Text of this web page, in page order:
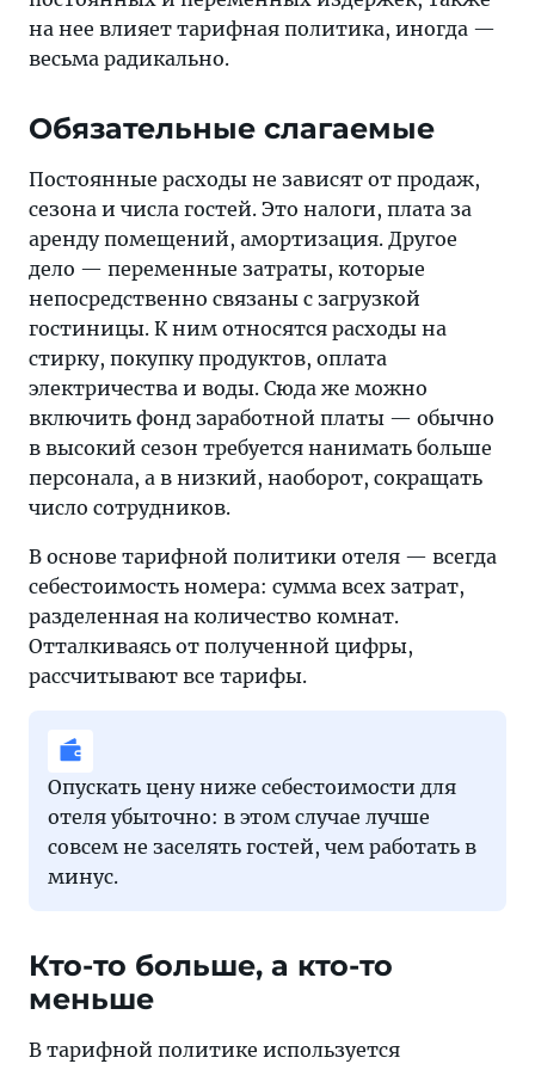
нее
тарифная
политика,
иногда
—
весьма
радикально
на нее влияет тарифная политика, иногда —
весьма радикально.
Обязательные слагаемые
Постоянные расходы не зависят от продаж,
сезона и числа гостей. Это налоги, плата за
аренду помещений, амортизация. Другое
дело — переменные затраты, которые
непосредственно связаны с загрузкой
гостиницы. К ним относятся расходы на
стирку, покупку продуктов, оплата
электричества и воды. Сюда же можно
включить фонд заработной платы — обычно
в высокий сезон требуется нанимать больше
персонала, а в низкий, наоборот, сокращать
число сотрудников.
В основе тарифной политики отеля — всегда
себестоимость номера: сумма всех затрат,
разделенная на количество комнат.
Отталкиваясь от полученной цифры,
рассчитывают все тарифы.
Опускать цену ниже себестоимости для
отеля убыточно: в этом случае лучше
совсем не заселять гостей, чем работать в
минус.
Кто-то больше, а кто-то
меньше
В тарифной политике используется